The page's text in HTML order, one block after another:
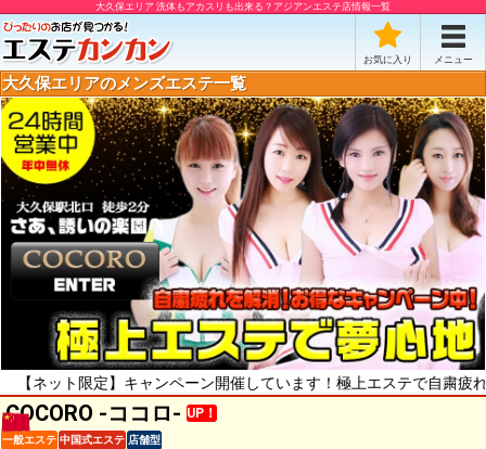
大久保エリア 洗体もアカスリも出来る？アジアンエステ店情報一覧
お気に入り メニュー
大久保エリアのメンズエステ一覧
限定】キャンペーン開催しています！極上エステで自粛疲れをリフ
COCORO -ココロ- UP！
一般エステ 中国式エステ 店舗型